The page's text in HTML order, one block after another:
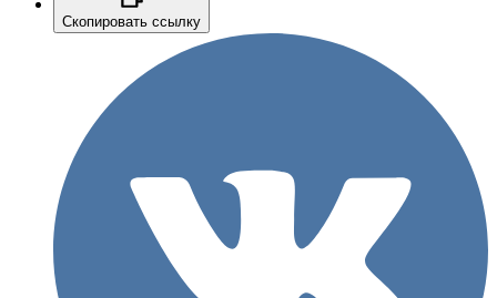
Скопировать ссылку